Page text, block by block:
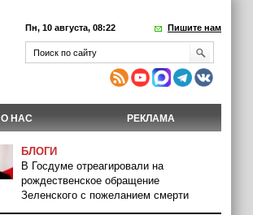
Пн, 10 августа, 08:22 Пишите нам
О НАС РЕКЛАМА
БЛОГИ
В Госдуме отреагировали на
рождественское обращение
Зеленского с пожеланием смерти